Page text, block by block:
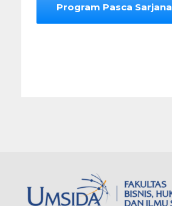
Program Pasca Sarjana